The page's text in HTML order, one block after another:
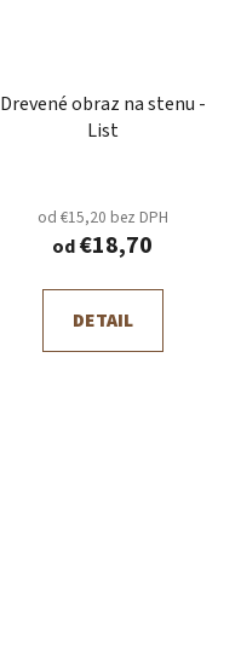
Drevené obraz na stenu -
List
od €15,20 bez DPH
od€18,70
DETAIL